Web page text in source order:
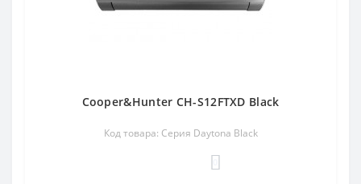
Cooper&Hunter CH-S12FTXD Black
Код товара: Серия Daytona Black